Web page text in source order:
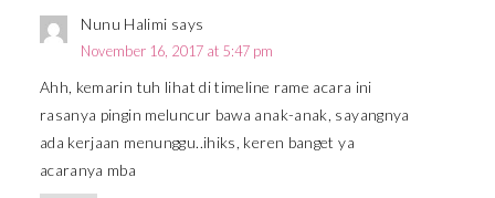
Nunu Halimi says
November 16, 2017 at 5:47 pm
Ahh, kemarin tuh lihat di timeline rame acara ini
rasanya pingin meluncur bawa anak-anak, sayangnya
ada kerjaan menunggu..ihiks, keren banget ya
acaranya mba